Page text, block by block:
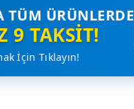
TÜM ÜRÜNLERDE
9 TAKSIT!
İçin Tıklayın!